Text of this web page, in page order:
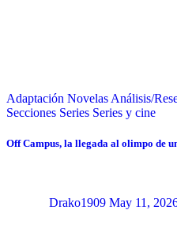
Adaptación Novelas Análisis/
Secciones Series Series y cine
Off Campus, la llegada al olimpo de
Drako1909 May 11,